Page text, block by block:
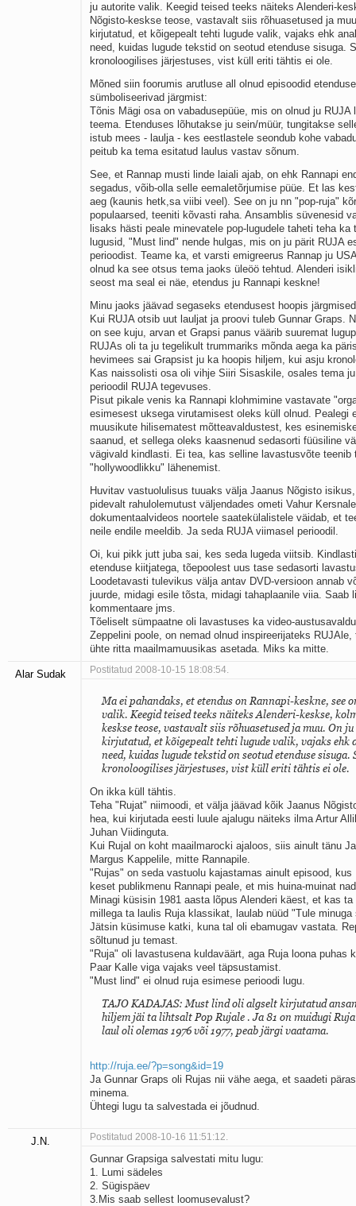
ju autorite valik. Keegid teised teeks näiteks Alenderi-
Nõgisto-keskse teose, vastavalt siis rõhuasetused ja
kirjutatud, et kõigepealt tehti lugude valik, vajaks ehk
need, kuidas lugude tekstid on seotud etenduse sisuga.
kronoloogilises järjestuses, vist küll eriti tähtis ei ole.
Mõned siin foorumis arutluse all olnud episoodid
sümboliseerivad järgmist:
Tõnis Mägi osa on vabadusepüüe, mis on olnud ju RUJA
teema. Etenduses lõhutakse ju sein/müür, tungitakse
istub mees - laulja - kes eestlastele seondub kohe
peitub ka tema esitatud laulus vastav sõnum.
See, et Rannap musti linde laiali ajab, on ehk Rannapi
segadus, võib-olla selle eemaletõrjumise püüe. Et las
aeg (kaunis hetk,sa viibi veel). See on ju nn "pop-ruja"
populaarsed, teeniti kõvasti raha. Ansamblis süvenesid
lisaks hästi peale minevatele pop-lugudele taheti teha ka
lugusid, "Must lind" nende hulgas, mis on ju pärit RUJA
perioodist. Teame ka, et varsti emigreerus Rannap ju
olnud ka see otsus tema jaoks üleöö tehtud. Alenderi
seost ma seal ei näe, etendus ju Rannapi keskne!
Minu jaoks jäävad segaseks etendusest hoopis
Kui RUJA otsib uut lauljat ja proovi tuleb Gunnar Graps.
on see kuju, arvan et Grapsi panus väärib suuremat
RUJAs oli ta ju tegelikult trummariks mõnda aega ka
hevimees sai Grapsist ju ka hoopis hiljem, kui asju
Kas naissolisti osa oli vihje Siiri Sisaskile, osales tema
perioodil RUJA tegevuses.
Pisut pikale venis ka Rannapi klohmimine vastavate
esimesest uksega virutamisest oleks küll olnud. Pealegi
muusikute hilisematest mõtteavaldustest, kes
saanud, et sellega oleks kaasnenud sedasorti füüsiline
vägivald kindlasti. Ei tea, kas selline lavastusvõte teenib
"hollywoodlikku" lähenemist.
Huvitav vastuolulisus tuuaks välja Jaanus Nõgisto
pidevalt rahulolemutust väljendades ometi Vahur
dokumentaalvideos noortele saatekülalistele väidab, et
neile endile meeldib. Ja seda RUJA viimasel perioodil.
Oi, kui pikk jutt juba sai, kes seda lugeda viitsib.
etenduse kiitjatega, tõepoolest uus tase sedasorti
Loodetavasti tulevikus välja antav DVD-versioon annab
juurde, midagi esile tõsta, midagi tahaplaanile viia. Saab
kommentaare jms.
Tõeliselt sümpaatne oli lavastuses ka video-
Zeppelini poole, on nemad olnud inspireerijateks RUJAle,
ühte ritta maailmamuusikas asetada. Miks ka mitte.
Alar Sudak Postitatud 2008-10-15 18:08:54.
Ma ei pahandaks, et etendus on Rannapi-keskne, see
valik. Keegid teised teeks näiteks Alenderi-keskse,
keskse teose, vastavalt siis rõhuasetused ja muu. On
kirjutatud, et kõigepealt tehti lugude valik, vajaks ehk
need, kuidas lugude tekstid on seotud etenduse sisuga.
kronoloogilises järjestuses, vist küll eriti tähtis ei ole.
On ikka küll tähtis.
Teha "Rujat" niimoodi, et välja jäävad kõik Jaanus
hea, kui kirjutada eesti luule ajalugu näiteks ilma Artur
Juhan Viidinguta.
Kui Rujal on koht maailmarocki ajaloos, siis ainult tänu
Margus Kappelile, mitte Rannapile.
"Rujas" on seda vastuolu kajastamas ainult episood, kus
keset publikmenu Rannapi peale, et mis huina-muinat
Minagi küsisin 1981 aasta lõpus Alenderi käest, et kas
millega ta laulis Ruja klassikat, laulab nüüd "Tule minuga
Jätsin küsimuse katki, kuna tal oli ebamugav vastata.
sõltunud ju temast.
"Ruja" oli lavastusena kuldaväärt, aga Ruja loona puhas
Paar Kalle viga vajaks veel täpsustamist.
"Must lind" ei olnud ruja esimese perioodi lugu.
TAJO KADAJAS: Must lind oli algselt kirjutatud
hiljem jäi ta lihtsalt Pop Rujale . Ja 81 on muidugi
laul oli olemas 1976 või 1977, peab järgi vaatama.
http://ruja.ee/?p=song&id=19
Ja Gunnar Graps oli Rujas nii vähe aega, et saadeti
minema.
Ühtegi lugu ta salvestada ei jõudnud.
J.N. Postitatud 2008-10-16 11:51:12.
Gunnar Grapsiga salvestati mitu lugu:
1. Lumi sädeles
2. Sügispäev
3.Mis saab sellest loomusevalust?